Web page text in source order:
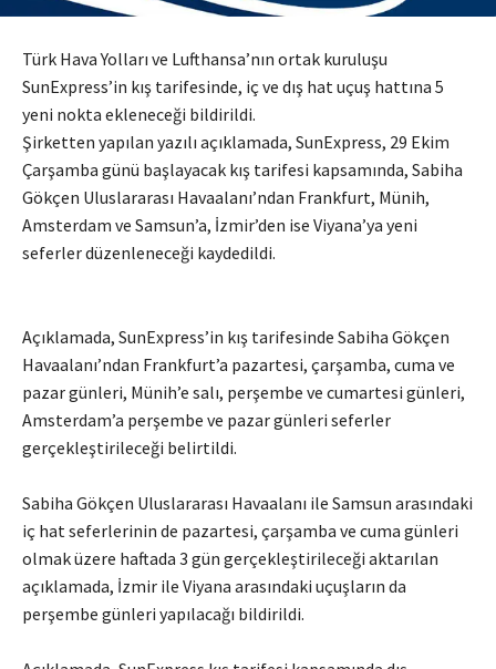
Türk Hava Yolları ve Lufthansa’nın ortak kuruluşu
SunExpress’in kış tarifesinde, iç ve dış hat uçuş hattına 5
yeni nokta ekleneceği bildirildi.
Şirketten yapılan yazılı açıklamada, SunExpress, 29 Ekim
Çarşamba günü başlayacak kış tarifesi kapsamında, Sabiha
Gökçen Uluslararası Havaalanı’ndan Frankfurt, Münih,
Amsterdam ve Samsun’a, İzmir’den ise Viyana’ya yeni
seferler düzenleneceği kaydedildi.
Açıklamada, SunExpress’in kış tarifesinde Sabiha Gökçen
Havaalanı’ndan Frankfurt’a pazartesi, çarşamba, cuma ve
pazar günleri, Münih’e salı, perşembe ve cumartesi günleri,
Amsterdam’a perşembe ve pazar günleri seferler
gerçekleştirileceği belirtildi.
Sabiha Gökçen Uluslararası Havaalanı ile Samsun arasındaki
iç hat seferlerinin de pazartesi, çarşamba ve cuma günleri
olmak üzere haftada 3 gün gerçekleştirileceği aktarılan
açıklamada, İzmir ile Viyana arasındaki uçuşların da
perşembe günleri yapılacağı bildirildi.